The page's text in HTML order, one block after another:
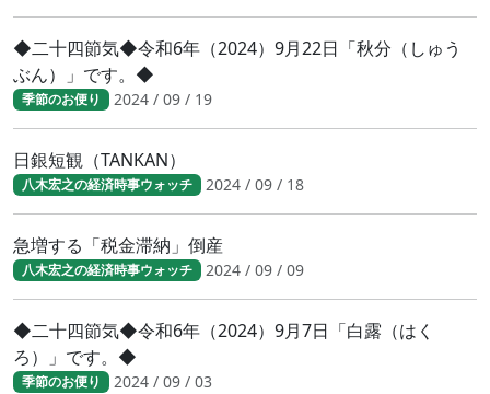
◆二十四節気◆令和6年（2024）9月22日「秋分（しゅう
ぶん）」です。◆
季節のお便り 2024 / 09 / 19
日銀短観（TANKAN）
八木宏之の経済時事ウォッチ 2024 / 09 / 18
急増する「税金滞納」倒産
八木宏之の経済時事ウォッチ 2024 / 09 / 09
◆二十四節気◆令和6年（2024）9月7日「白露（はく
ろ）」です。◆
季節のお便り 2024 / 09 / 03